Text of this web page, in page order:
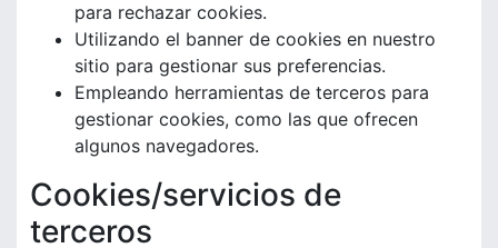
para rechazar cookies.
Utilizando el banner de cookies en nuestro
sitio para gestionar sus preferencias.
Empleando herramientas de terceros para
gestionar cookies, como las que ofrecen
algunos navegadores.
Cookies/servicios de
terceros